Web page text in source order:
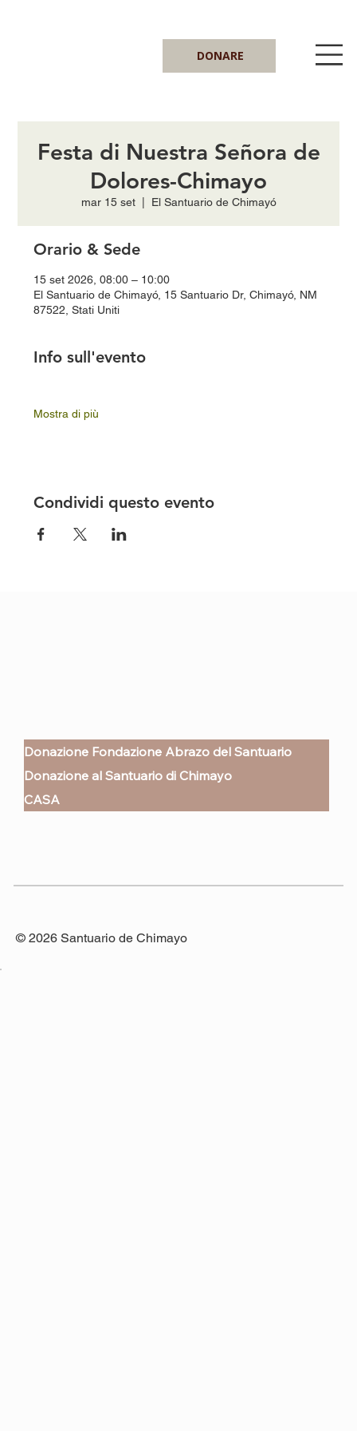
DONARE
Festa di Nuestra Señora de
Dolores-Chimayo
mar 15 set
  |
El Santuario de Chimayó
Orario & Sede
15 set 2026, 08:00 – 10:00
El Santuario de Chimayó, 15 Santuario Dr, Chimayó, NM
87522, Stati Uniti
Info sull'evento
Mostra di più
Condividi questo evento
Donazione Fondazione Abrazo del Santuario
Donazione al Santuario di Chimayo
CASA
© 2026 Santuario de Chimayo